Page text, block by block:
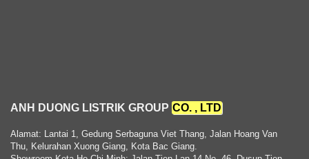
ANH DUONG LISTRIK GROUP CO. , LTD
Alamat: Lantai 1, Gedung Serbaguna Viet Thang, Jalan Hoang Van
Thu, Kelurahan Xuong Giang, Kota Bac Giang.